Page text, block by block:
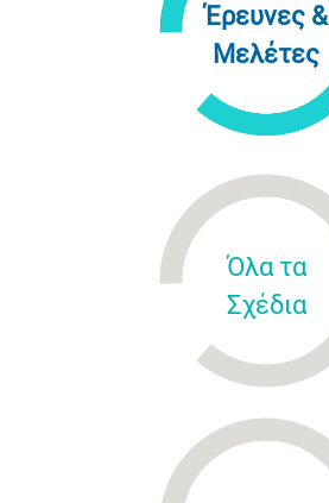
Έρευνες &
Μελέτες
Όλα τα
Σχέδια